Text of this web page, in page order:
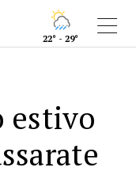
22° - 29°
estivo